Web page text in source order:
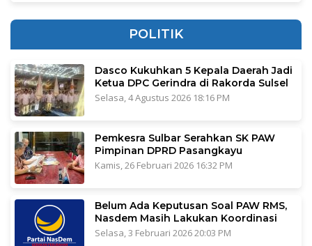
POLITIK
Dasco Kukuhkan 5 Kepala Daerah Jadi
Ketua DPC Gerindra di Rakorda Sulsel
Selasa, 4 Agustus 2026 18:16 PM
Pemkesra Sulbar Serahkan SK PAW
Pimpinan DPRD Pasangkayu
Kamis, 26 Februari 2026 16:32 PM
Belum Ada Keputusan Soal PAW RMS,
Nasdem Masih Lakukan Koordinasi
Selasa, 3 Februari 2026 20:03 PM